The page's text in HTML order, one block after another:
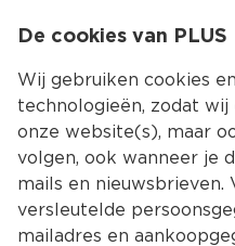
Terug
De cookies van PLUS
Wij gebruiken cookies
technologieën, zodat
onze website(s), maar
volgen, ook wanneer je
mails en nieuwsbrieven.
versleutelde
mailadres en